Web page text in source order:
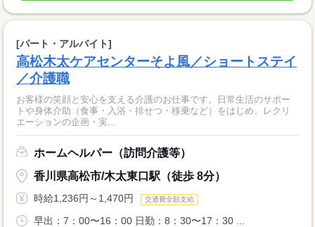
[パート・アルバイト]
高松木太ケアセンターそよ風／ショートステイ
／介護職
お客様の笑顔と安心を支える介護のお仕事です。日常生活のサポー
トや身体介助（食事・入浴・排せつ・移乗など）をはじめ、レクリ
エーションの企画・実...
ホームヘルパー（訪問介護等）
香川県高松市/木太東口駅（徒歩 8分）
時給1,236円～1,470円 交通費全額支給
早出：7：00〜16：00 日勤：8：30〜17：30 ...